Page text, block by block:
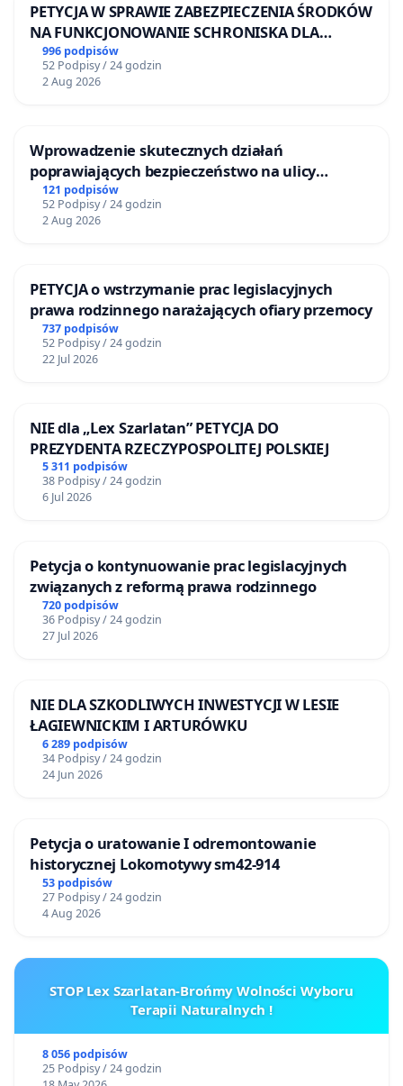
PETYCJA W SPRAWIE ZABEZPIECZENIA ŚRODKÓW
NA FUNKCJONOWANIE SCHRONISKA DLA
BEZDOMNYCH ZWIERZĄT W SKARYSZEWIE
996 podpisów
52 Podpisy / 24 godzin
2 Aug 2026
Wprowadzenie skutecznych działań
poprawiających bezpieczeństwo na ulicy
Żeromskiego w Otwocku
121 podpisów
52 Podpisy / 24 godzin
2 Aug 2026
PETYCJA o wstrzymanie prac legislacyjnych
prawa rodzinnego narażających ofiary przemocy
737 podpisów
52 Podpisy / 24 godzin
22 Jul 2026
NIE dla „Lex Szarlatan” PETYCJA DO
PREZYDENTA RZECZYPOSPOLITEJ POLSKIEJ
5 311 podpisów
38 Podpisy / 24 godzin
6 Jul 2026
Petycja o kontynuowanie prac legislacyjnych
związanych z reformą prawa rodzinnego
720 podpisów
36 Podpisy / 24 godzin
27 Jul 2026
NIE DLA SZKODLIWYCH INWESTYCJI W LESIE
ŁAGIEWNICKIM I ARTURÓWKU
6 289 podpisów
34 Podpisy / 24 godzin
24 Jun 2026
Petycja o uratowanie I odremontowanie
historycznej Lokomotywy sm42-914
53 podpisów
27 Podpisy / 24 godzin
4 Aug 2026
STOP Lex Szarlatan-Brońmy Wolności Wyboru
Terapii Naturalnych !
8 056 podpisów
25 Podpisy / 24 godzin